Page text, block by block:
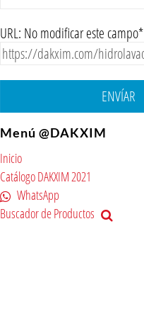
URL: No modificar este campo*
ENVÍAR
Menú @DAKXIM
Inicio
Catálogo DAKXIM 2021
WhatsApp
Buscador de Productos